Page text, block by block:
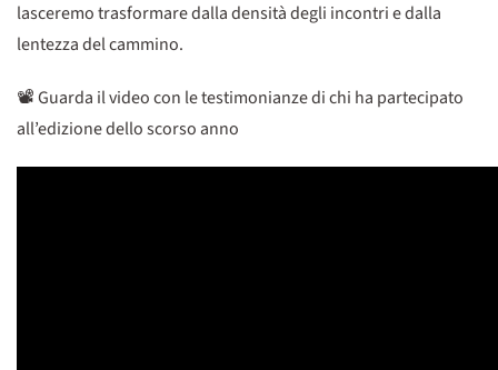
lasceremo trasformare dalla densità degli incontri e dalla
lentezza del cammino.‌
📽️ Guarda il video con le testimonianze di chi ha partecipato
all’edizione dello scorso anno